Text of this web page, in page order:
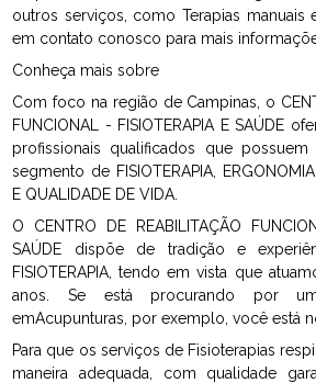
outros serviços, como Terapias manuais
em contato conosco para mais
Conheça mais sobre
Com foco na região de Campinas, o
FUNCIONAL - FISIOTERAPIA E SAÚDE
profissionais qualificados que
segmento de FISIOTERAPIA,
E QUALIDADE DE VIDA.
O CENTRO DE REABILITAÇÃO
SAÚDE dispõe de tradição e
FISIOTERAPIA, tendo em vista que
anos. Se está procurando por
emAcupunturas, por exemplo, você está
Para que os serviços de Fisioterapias
maneira adequada, com qualidade